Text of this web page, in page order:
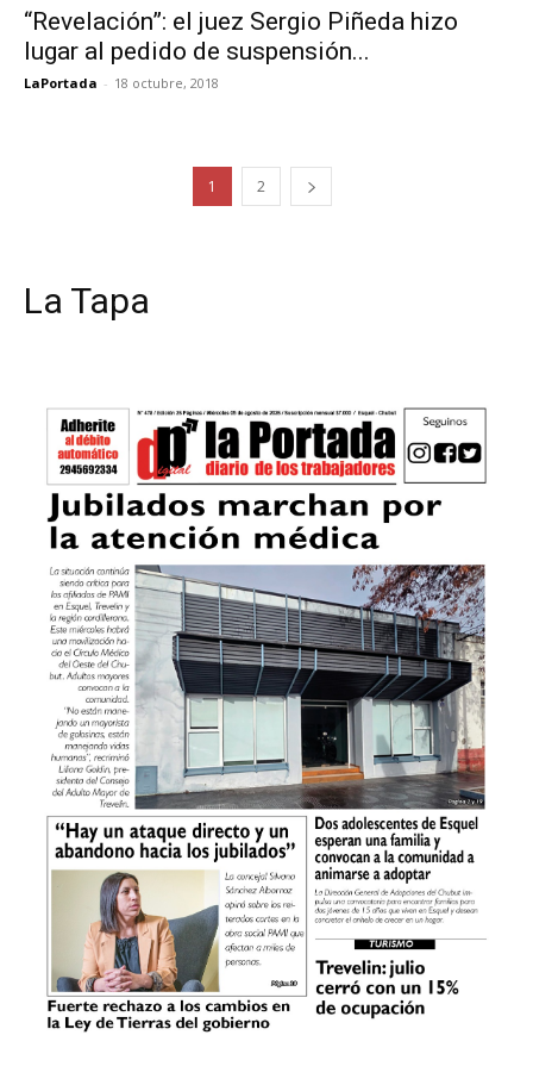
“Revelación”: el juez Sergio Piñeda hizo
lugar al pedido de suspensión...
LaPortada - 18 octubre, 2018
1 2
La Tapa